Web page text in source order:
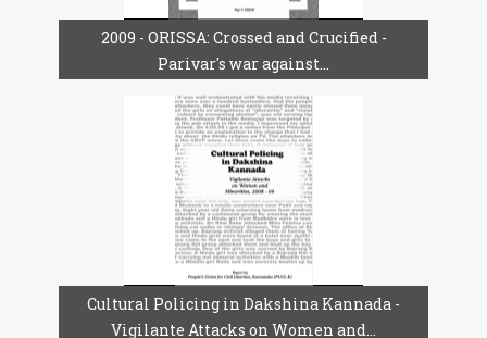
2009 - ORISSA: Crossed and Crucified -
Parivar's war against...
Cultural Policing in Dakshina Kannada -
Vigilante Attacks on Women and...